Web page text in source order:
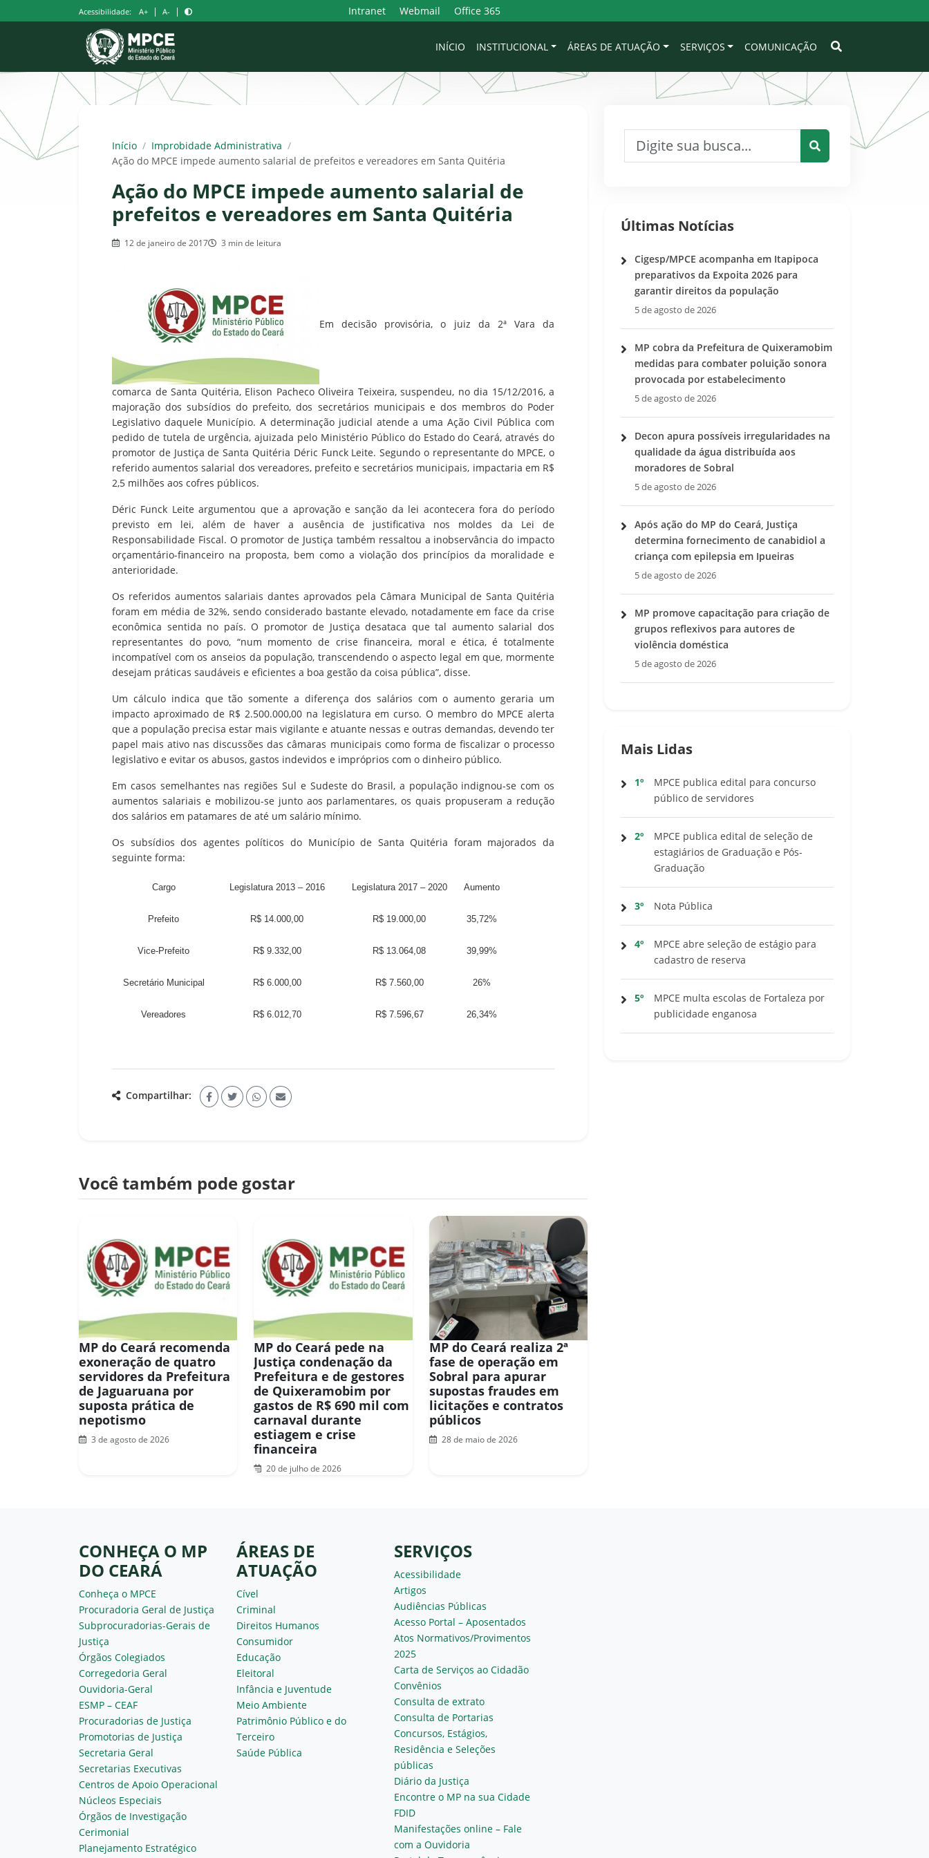
para
Acessibilidade: A+ | A- | Intranet Webmail Office 365
INÍCIO INSTITUCIONAL ÁREAS DE ATUAÇÃO SERVIÇOS COMUNICAÇÃO
Início / Improbidade Administrativa /
Ação do MPCE impede aumento salarial de prefeitos e vereadores em Santa Quitéria
Ação do MPCE impede aumento salarial de
prefeitos e vereadores em Santa Quitéria
12 de janeiro de 2017 3 min de leitura
Em decisão provisória, o juiz da 2ª Vara da
comarca de Santa Quitéria, Elison Pacheco Oliveira Teixeira, suspendeu, no dia 15/12/2016, a
majoração dos subsídios do prefeito, dos secretários municipais e dos membros do Poder
Legislativo daquele Município. A determinação judicial atende a uma Ação Civil Pública com
pedido de tutela de urgência, ajuizada pelo Ministério Público do Estado do Ceará, através do
promotor de Justiça de Santa Quitéria Déric Funck Leite. Segundo o representante do MPCE, o
referido aumentos salarial dos vereadores, prefeito e secretários municipais, impactaria em R$
2,5 milhões aos cofres públicos.
Déric Funck Leite argumentou que a aprovação e sanção da lei acontecera fora do período
previsto em lei, além de haver a ausência de justificativa nos moldes da Lei de
Responsabilidade Fiscal. O promotor de Justiça também ressaltou a inobservância do impacto
orçamentário-financeiro na proposta, bem como a violação dos princípios da moralidade e
anterioridade.
Os referidos aumentos salariais dantes aprovados pela Câmara Municipal de Santa Quitéria
foram em média de 32%, sendo considerado bastante elevado, notadamente em face da crise
econômica sentida no país. O promotor de Justiça desataca que tal aumento salarial dos
representantes do povo, “num momento de crise financeira, moral e ética, é totalmente
incompatível com os anseios da população, transcendendo o aspecto legal em que, mormente
desejam práticas saudáveis e eficientes a boa gestão da coisa pública”, disse.
Um cálculo indica que tão somente a diferença dos salários com o aumento geraria um
impacto aproximado de R$ 2.500.000,00 na legislatura em curso. O membro do MPCE alerta
que a população precisa estar mais vigilante e atuante nessas e outras demandas, devendo ter
papel mais ativo nas discussões das câmaras municipais como forma de fiscalizar o processo
legislativo e evitar os abusos, gastos indevidos e impróprios com o dinheiro público.
Em casos semelhantes nas regiões Sul e Sudeste do Brasil, a população indignou-se com os
aumentos salariais e mobilizou-se junto aos parlamentares, os quais propuseram a redução
dos salários em patamares de até um salário mínimo.
Os subsídios dos agentes políticos do Município de Santa Quitéria foram majorados da
seguinte forma:
Cargo Legislatura 2013 – 2016 Legislatura 2017 – 2020 Aumento
Prefeito R$ 14.000,00 R$ 19.000,00 35,72%
Vice-Prefeito R$ 9.332,00 R$ 13.064,08 39,99%
Secretário Municipal R$ 6.000,00 R$ 7.560,00 26%
Vereadores R$ 6.012,70 R$ 7.596,67 26,34%
Compartilhar:
Você também pode gostar
MP do Ceará recomenda
exoneração de quatro
servidores da Prefeitura
de Jaguaruana por
suposta prática de
nepotismo
3 de agosto de 2026
MP do Ceará pede na
Justiça condenação da
Prefeitura e de gestores
de Quixeramobim por
gastos de R$ 690 mil com
carnaval durante
estiagem e crise
financeira
20 de julho de 2026
MP do Ceará realiza 2ª
fase de operação em
Sobral para apurar
supostas fraudes em
licitações e contratos
públicos
28 de maio de 2026
Pesquisar
Últimas Notícias
Cigesp/MPCE acompanha em Itapipoca
preparativos da Expoita 2026 para
garantir direitos da população
5 de agosto de 2026
MP cobra da Prefeitura de Quixeramobim
medidas para combater poluição sonora
provocada por estabelecimento
5 de agosto de 2026
Decon apura possíveis irregularidades na
qualidade da água distribuída aos
moradores de Sobral
5 de agosto de 2026
Após ação do MP do Ceará, Justiça
determina fornecimento de canabidiol a
criança com epilepsia em Ipueiras
5 de agosto de 2026
MP promove capacitação para criação de
grupos reflexivos para autores de
violência doméstica
5 de agosto de 2026
Mais Lidas
1º
MPCE publica edital para concurso
público de servidores
2º
MPCE publica edital de seleção de
estagiários de Graduação e Pós-
Graduação
3º Nota Pública
4º
MPCE abre seleção de estágio para
cadastro de reserva
5º
MPCE multa escolas de Fortaleza por
publicidade enganosa
CONHEÇA O MP
DO CEARÁ
Conheça o MPCE
Procuradoria Geral de Justiça
Subprocuradorias-Gerais de
Justiça
Órgãos Colegiados
Corregedoria Geral
Ouvidoria-Geral
ESMP – CEAF
Procuradorias de Justiça
Promotorias de Justiça
Secretaria Geral
Secretarias Executivas
Centros de Apoio Operacional
Núcleos Especiais
Órgãos de Investigação
Cerimonial
Planejamento Estratégico
ÁREAS DE
ATUAÇÃO
Cível
Criminal
Direitos Humanos
Consumidor
Educação
Eleitoral
Infância e Juventude
Meio Ambiente
Patrimônio Público e do
Terceiro
Saúde Pública
SERVIÇOS
Acessibilidade
Artigos
Audiências Públicas
Acesso Portal – Aposentados
Atos Normativos/Provimentos
2025
Carta de Serviços ao Cidadão
Convênios
Consulta de extrato
Consulta de Portarias
Concursos, Estágios,
Residência e Seleções
públicas
Diário da Justiça
Encontre o MP na sua Cidade
FDID
Manifestações online – Fale
com a Ouvidoria